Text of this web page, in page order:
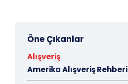
Öne Çıkanlar
Alışveriş
Amerika Alışveriş Rehberi